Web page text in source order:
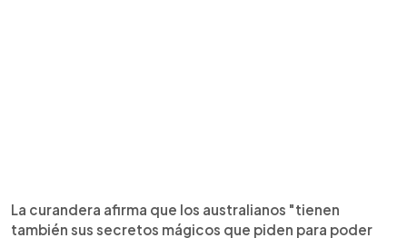
La curandera afirma que los australianos "tienen
también sus secretos mágicos que piden para poder